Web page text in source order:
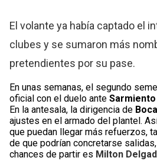
El volante ya había captado el
clubes y se sumaron más
pretendientes por su pase.
En unas semanas, el segundo
oficial con el duelo ante
En la antesala, la dirigencia de Boca
ajustes en el armado del plantel.
que puedan llegar más refuerzos,
de que podrían concretarse
chances de partir es Milton